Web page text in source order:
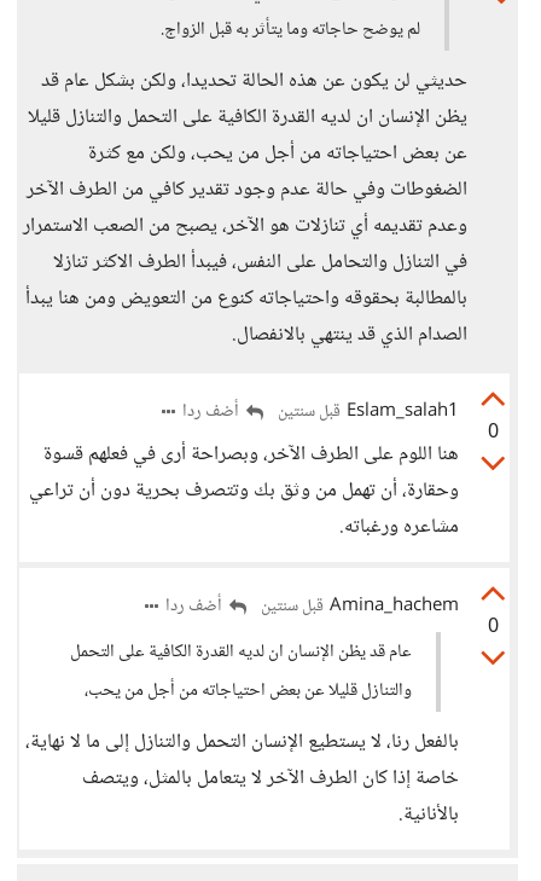
لم يوضح حاجاته وما يتأثر به قبل الزواج.
حديثي لن يكون عن هذه الحالة تحديدا، ولكن بشكل عام قد
يظن الإنسان ان لديه القدرة الكافية على التحمل والتنازل قليلا
عن بعض احتياجاته من أجل من يحب، ولكن مع كثرة
الضغوطات وفي حالة عدم وجود تقدير كافي من الطرف الآخر
وعدم تقديمه أي تنازلات هو الآخر، يصبح من الصعب الاستمرار
في التنازل والتحامل على النفس، فيبدأ الطرف الاكثر تنازلا
بالمطالبة بحقوقه واحتياجاته كنوع من التعويض ومن هنا يبدأ
الصدام الذي قد ينتهي بالانفصال.
0
Eslam_salah1 قبل سنتين أضف ردا
هنا اللوم على الطرف الآخر، وبصراحة أرى في فعلهم قسوة
وحقارة، أن تهمل من وثق بك وتتصرف بحرية دون أن تراعي
مشاعره ورغباته.
0
Amina_hachem قبل سنتين
أضف ردا
عام قد يظن الإنسان ان لديه القدرة الكافية على التحمل
والتنازل قليلا عن بعض احتياجاته من أجل من يحب،
بالفعل رنا، لا يستطيع الإنسان التحمل والتنازل إلى ما لا نهاية،
خاصة إذا كان الطرف الآخر لا يتعامل بالمثل، ويتصف
بالأنانية.